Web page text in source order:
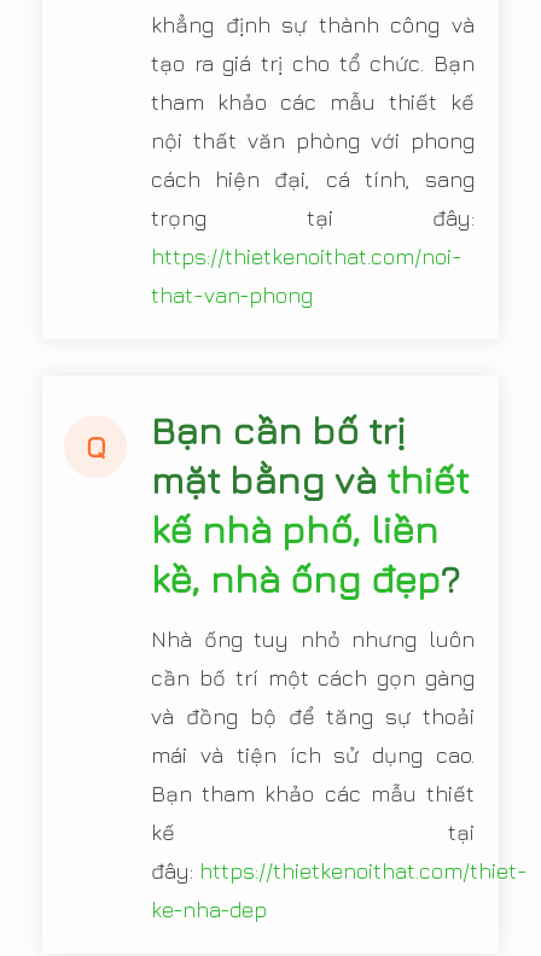
khẳng định sự thành công và
tạo ra giá trị cho tổ chức. Bạn
tham khảo các mẫu thiết kế
nội thất văn phòng với phong
cách hiện đại, cá tính, sang
trọng tại đây:
https://thietkenoithat.com/noi-
that-van-phong
Q
Bạn cần bố trị
mặt bằng và thiết
kế nhà phố, liền
kề, nhà ống đẹp?
Nhà ống tuy nhỏ nhưng luôn
cần bố trí một cách gọn gàng
và đồng bộ để tăng sự thoải
mái và tiện ích sử dụng cao.
Bạn tham khảo các mẫu thiết
kế tại
đây: https://thietkenoithat.com/thiet-
ke-nha-dep